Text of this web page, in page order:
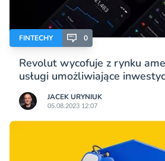
FINTECHY 0
Revolut wycofuje z rynku
usługi umożliwiające
JACEK URYNIUK
05.08.2023 12:07